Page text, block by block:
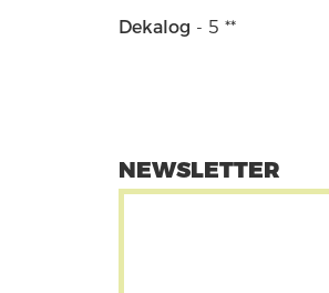
Dekalog - 5 **
NEWSLETTER